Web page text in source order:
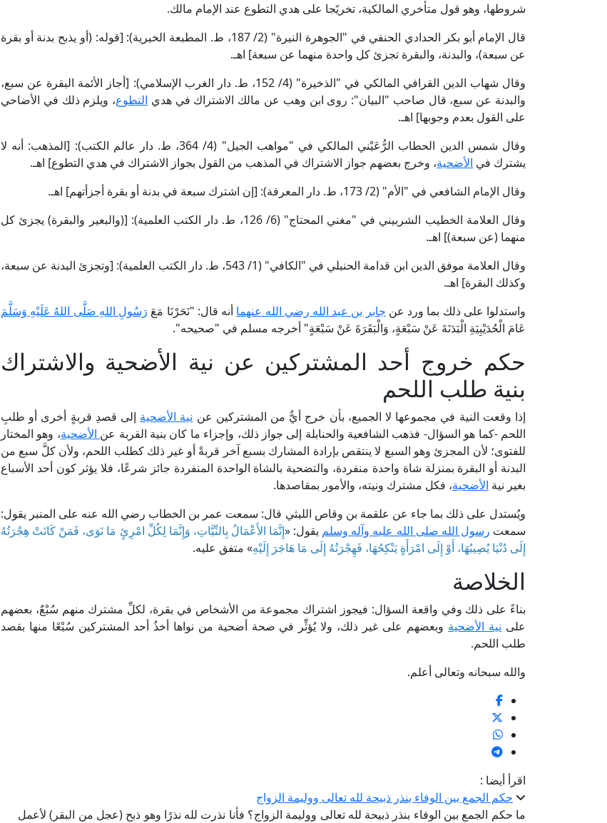
شروطها، وهو قول متأخري المالكية، تخريًجا على هدي التطوع عند الإمام مالك.
قال الإمام أبو بكر الحدادي الحنفي في "الجوهرة النيرة" (2/ 187، ط. المطبعة الخيرية): [قوله: (أو يذبح بدنة أو بقرة
عن سبعة)، والبدنة، والبقرة تجزئ كل واحدة منهما عن سبعة] اهـ.
وقال شهاب الدين القرافي المالكي في "الذخيرة" (4/ 152، ط. دار الغرب الإسلامي): [أجاز الأئمة البقرة عن سبع،
والبدنة عن سبع، قال صاحب "البيان": روى ابن وهب عن مالك الاشتراك في هدي التطوع، ويلزم ذلك في الأضاحي
على القول بعدم وجوبها] اهـ.
وقال شمس الدين الحطاب الرُّعَيْني المالكي في "مواهب الجيل" (4/ 364، ط. دار عالم الكتب): [المذهب: أنه لا
يشترك في الأضحية، وخرج بعضهم جواز الاشتراك في المذهب من القول بجواز الاشتراك في هدي التطوع] اهـ.
وقال الإمام الشافعي في "الأم" (2/ 173، ط. دار المعرفة): [إن اشترك سبعة في بدنة أو بقرة أجزأتهم] اهـ.
وقال العلامة الخطيب الشربيني في "مغني المحتاج" (6/ 126، ط. دار الكتب العلمية): [(والبعير والبقرة) يجزئ كل
منهما (عن سبعة)] اهـ.
وقال العلامة موفق الدين ابن قدامة الحنبلي في "الكافي" (1/ 543، ط. دار الكتب العلمية): [وتجزئ البدنة عن سبعة،
وكذلك البقرة] اهـ.
واستدلوا على ذلك بما ورد عن جابر بن عبد الله رضي الله عنهما أنه قال: "نَحَرْنَا مَعَ رَسُولِ اللهِ صَلَّى اللهُ عَلَيْهِ وَسَلَّمَ
عَامَ الْحُدَيْبِيَةِ الْبَدَنَةَ عَنْ سَبْعَةٍ، وَالْبَقَرَةَ عَنْ سَبْعَةٍ" أخرجه مسلم في "صحيحه".
حكم خروج أحد المشتركين عن نية الأضحية والاشتراك
بنية طلب اللحم
إذا وقعت النية في مجموعها لا الجميع، بأن خرج أيٌّ من المشتركين عن نية الأضحية إلى قصدِ قربةٍ أخرى أو طلبِ
اللحم -كما هو السؤال- فذهب الشافعية والحنابلة إلى جواز ذلك، وإجزاء ما كان بنية القربة عن الأضحية، وهو المختار
للفتوى؛ لأن المجزئ وهو السبع لا ينتقص بإرادة المشارك بسبع آخر قربةً أو غير ذلك كطلب اللحم، ولأن كلَّ سبع من
البدنة أو البقرة بمنزلة شاة واحدة منفردة، والتضحية بالشاة الواحدة المنفردة جائز شرعًا، فلا يؤثر كون أحد الأسباع
بغير نية الأضحية، فكل مشترك ونيته، والأمور بمقاصدها.
ويُستدل على ذلك بما جاء عن علقمة بن وقاص الليثي قال: سمعت عمر بن الخطاب رضي الله عنه على المنبر يقول:
سمعت رسول الله صلى الله عليه وآله وسلم يقول: «إِنَّمَا الأَعْمَالُ بِالنِّيَّاتِ، وَإِنَّمَا لِكُلِّ امْرِئٍ مَا نَوَى، فَمَنْ كَانَتْ هِجْرَتُهُ
إِلَى دُنْيَا يُصِيبُهَا، أَوْ إِلَى امْرَأَةٍ يَنْكِحُهَا، فَهِجْرَتُهُ إِلَى مَا هَاجَرَ إِلَيْهِ» متفق عليه.
الخلاصة
بناءً على ذلك وفي واقعة السؤال: فيجوز اشتراك مجموعة من الأشخاص في بقرة، لكلِّ مشترك منهم سُبْعٌ، بعضهم
على نية الأضحية وبعضهم على غير ذلك، ولا يُؤثِّر في صحة أضحية من نواها أخذُ أحد المشتركين سُبْعًا منها بقصد
طلب اللحم.
والله سبحانه وتعالى أعلم.
اقرأ أيضا :
حكم الجمع بين الوفاء بنذر ذبيحة لله تعالى ووليمة الزواج
ما حكم الجمع بين الوفاء بنذر ذبيحة لله تعالى ووليمة الزواج؟ فأنا نذرت لله نذرًا وهو ذبح (عجل من البقر) لأعمل